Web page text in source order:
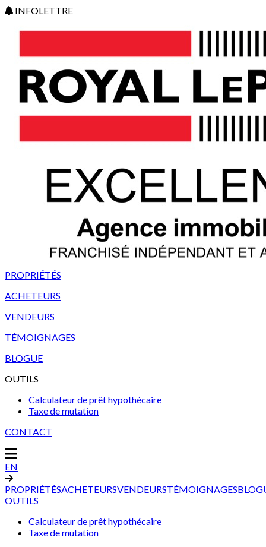
INFOLETTRE
PROPRIÉTÉS
ACHETEURS
VENDEURS
TÉMOIGNAGES
BLOGUE
OUTILS
Calculateur de prêt hypothécaire
Taxe de mutation
CONTACT
EN
PROPRIÉTÉSACHETEURSVENDEURSTÉMOIGNAGES
OUTILS
Calculateur de prêt hypothécaire
Taxe de mutation